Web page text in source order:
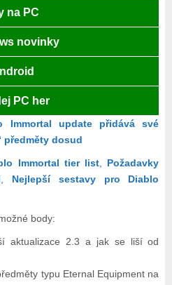
na PC
novinky
PC her
Immortal update přidává své
předměty dosud
Immortal tier list
Požadavky
Nejlepší sestavy pro Diablo
body:
aktualizace 2.3 a jak se liší od
typu Eternal Equipment na